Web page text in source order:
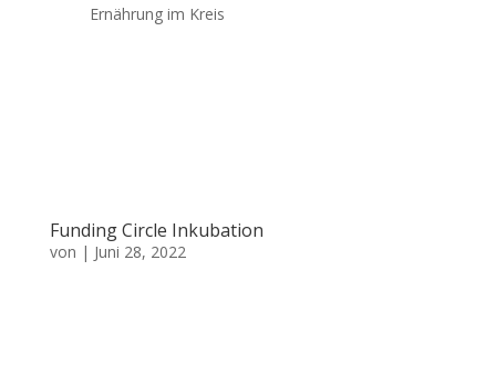
Ernährung im Kreis
Funding Circle Inkubation
von | Juni 28, 2022